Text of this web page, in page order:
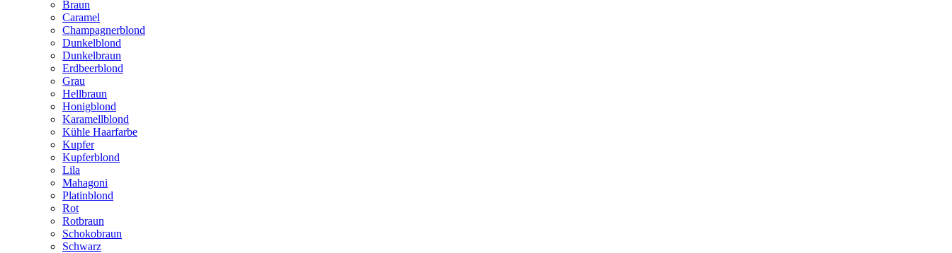
Braun
Caramel
Champagnerblond
Dunkelblond
Dunkelbraun
Erdbeerblond
Grau
Hellbraun
Honigblond
Karamellblond
Kühle Haarfarbe
Kupfer
Kupferblond
Lila
Mahagoni
Platinblond
Rot
Rotbraun
Schokobraun
Schwarz